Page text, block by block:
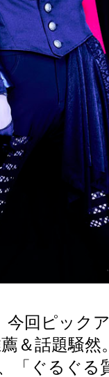
今回ピック
＆話題騒然
「ぐるぐる